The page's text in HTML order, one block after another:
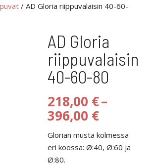
/ AD Gloria riippuvalaisin 40-60-
AD Gloria
riippuvalaisin
40-60-80
218,00 €–
396,00 €
-
396,00 €
Glorian musta kolmessa
eri koossa: Ø:40, Ø:60 ja
Ø:80.